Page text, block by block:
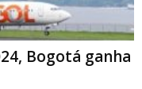
Bogotá ganha